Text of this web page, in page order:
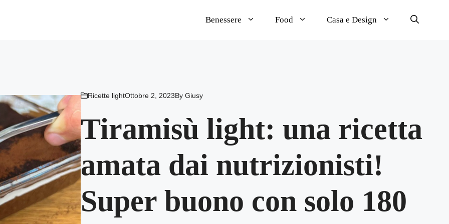
Benessere Food Casa e Design
Ricette lightOttobre 2, 2023By Giusy
Tiramisù light: una ricetta
amata dai nutrizionisti!
Super buono con solo 180